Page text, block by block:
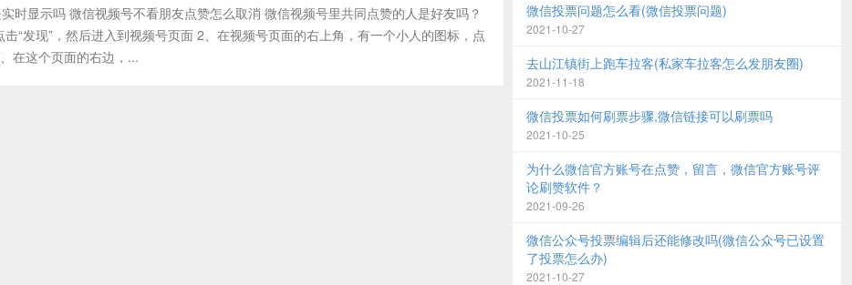
时显示吗 微信视频号不看朋友点赞怎么取消 微信视频号里共同点赞的人是好友吗？
“发现”，然后进入到视频号页面 2、在视频号页面的右上角，有一个小人的图标，点
在这个页面的右边，...
微信投票问题怎么看(微信投票问题)
2021-10-27
去山江镇街上跑车拉客(私家车拉客怎么发朋友圈)
2021-11-18
微信投票如何刷票步骤,微信链接可以刷票吗
2021-10-25
为什么微信官方账号在点赞，留言，微信官方账号评
论刷赞软件？
2021-09-26
微信公众号投票编辑后还能修改吗(微信公众号已设置
了投票怎么办)
2021-10-27